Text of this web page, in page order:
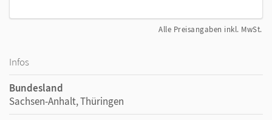
Alle Preisangaben inkl. MwSt.
Infos
Bundesland
Sachsen-Anhalt, Thüringen